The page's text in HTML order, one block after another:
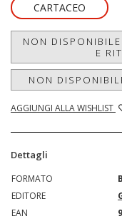
CARTACEO
NON
E
NON
AGGIUNGI ALLA WISHLIST
Dettagli
FORMATO
EDITORE
EAN